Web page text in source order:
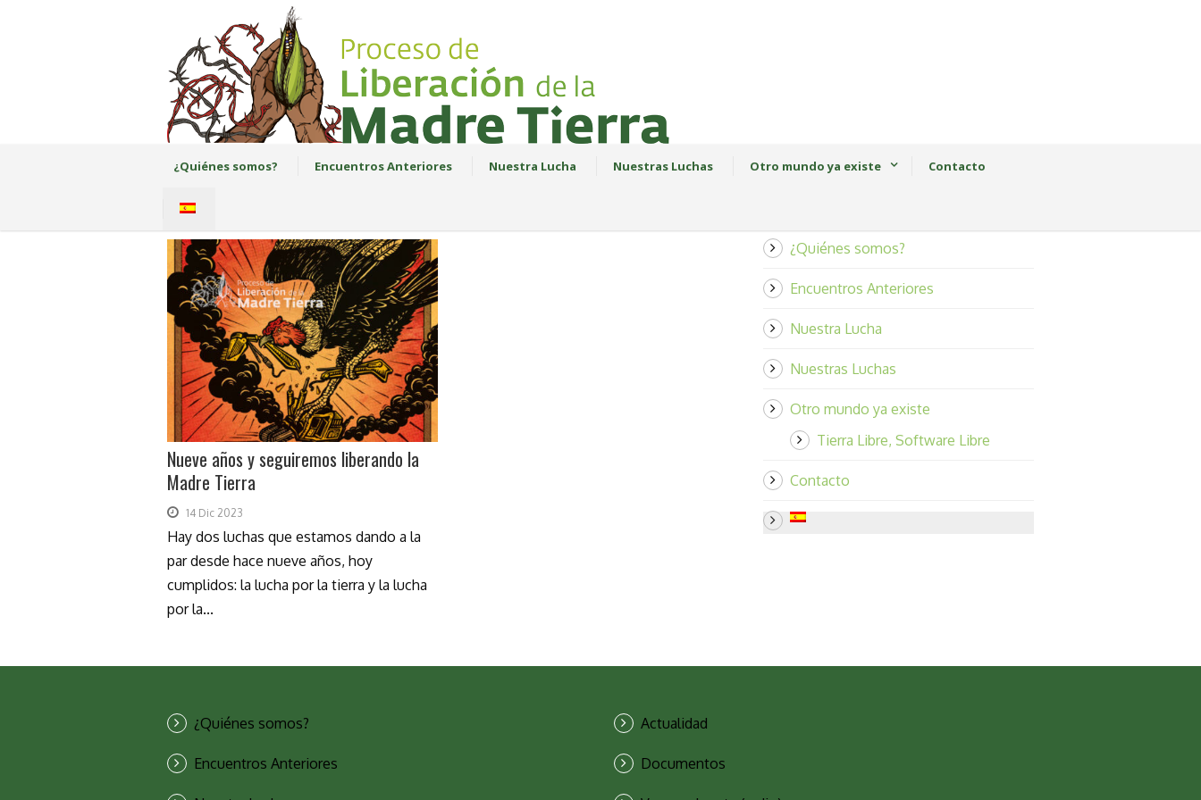
¿Quiénes somos? Encuentros Anteriores Nuestra Lucha Nuestras Luchas Otro mundo ya existe Contacto
Nueve años y seguiremos liberando la
Madre Tierra
14 Dic 2023
Hay dos luchas que estamos dando a la
par desde hace nueve años, hoy
cumplidos: la lucha por la tierra y la lucha
por la...
¿Quiénes somos?
Encuentros Anteriores
Nuestra Lucha
Nuestras Luchas
Otro mundo ya existe
Tierra Libre, Software Libre
Contacto
¿Quiénes somos?
Encuentros Anteriores
Actualidad
Documentos